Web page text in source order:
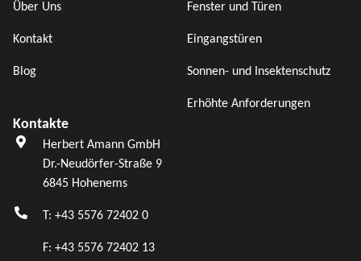
Über Uns
Kontakt
Blog
Fenster und Türen
Eingangstüren
Sonnen- und Insektenschutz
Erhöhte Anforderungen
Kontakte
Herbert Amann GmbH
Dr.-Neudörfer-Straße 9
6845 Hohenems
T: +43 5576 72402 0
F: +43 5576 72402 13